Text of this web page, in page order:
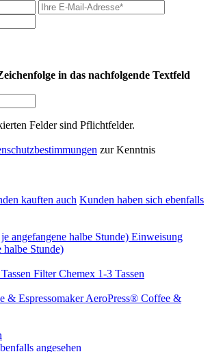
in das nachfolgende Textfeld
Felder sind Pflichtfelder.
zur Kenntnis
kauften auch Kunden haben sich ebenfalls
Einweisung
halbe Stunde)
Filter Chemex 1-3 Tassen
AeroPress® Coffee &
angesehen